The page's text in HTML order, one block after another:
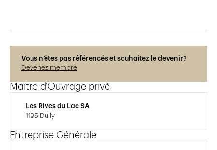
Vous n’êtes pas référencés et souhaitez le devenir?
Devenez membre
Maître d’Ouvrage privé
Les Rives du Lac SA
1195 Dully
Entreprise Générale